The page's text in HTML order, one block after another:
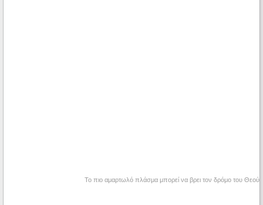
Το πιο αμαρτωλό πλάσμα μπορεί να βρει τον δρόμο του Θεού